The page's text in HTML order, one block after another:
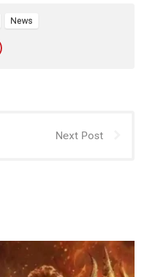
News
Next Post